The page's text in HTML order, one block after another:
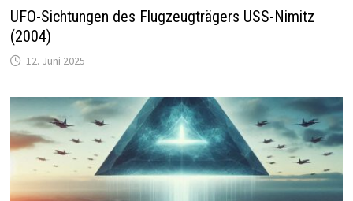
UFO-Sichtungen des Flugzeugträgers USS-Nimitz
(2004)
12. Juni 2025